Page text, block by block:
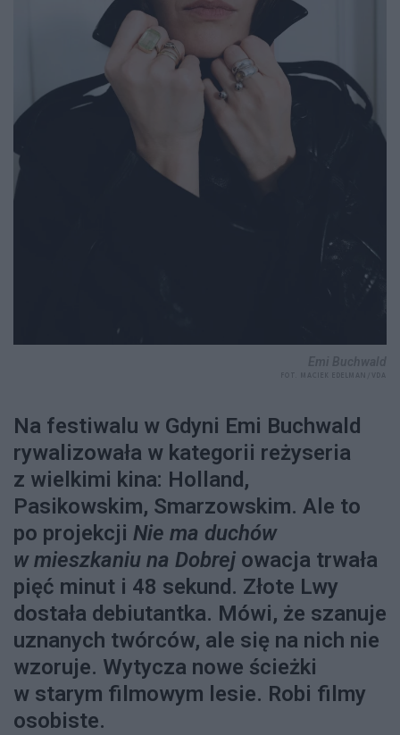
Na festiwalu w Gdyni Emi Buchwald
rywalizowała w kategorii reżyseria
z wielkimi kina: Holland,
Pasikowskim, Smarzowskim. Ale to
po projekcji Nie ma duchów
w mieszkaniu na Dobrej owacja trwała
pięć minut i 48 sekund. Złote Lwy
dostała debiutantka. Mówi, że szanuje
uznanych twórców, ale się na nich nie
wzoruje. Wytycza nowe ścieżki
w starym filmowym lesie. Robi filmy
osobiste.